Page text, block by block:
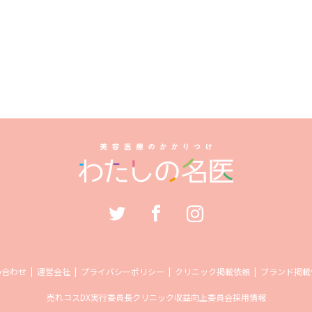
わせ 運営会社 プライバシーポリシー クリニック掲載依頼 ブランド掲
売れコスDX実行委員長クリニック収益向上委員会採用情報